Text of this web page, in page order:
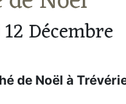
Décembre
de Noël à